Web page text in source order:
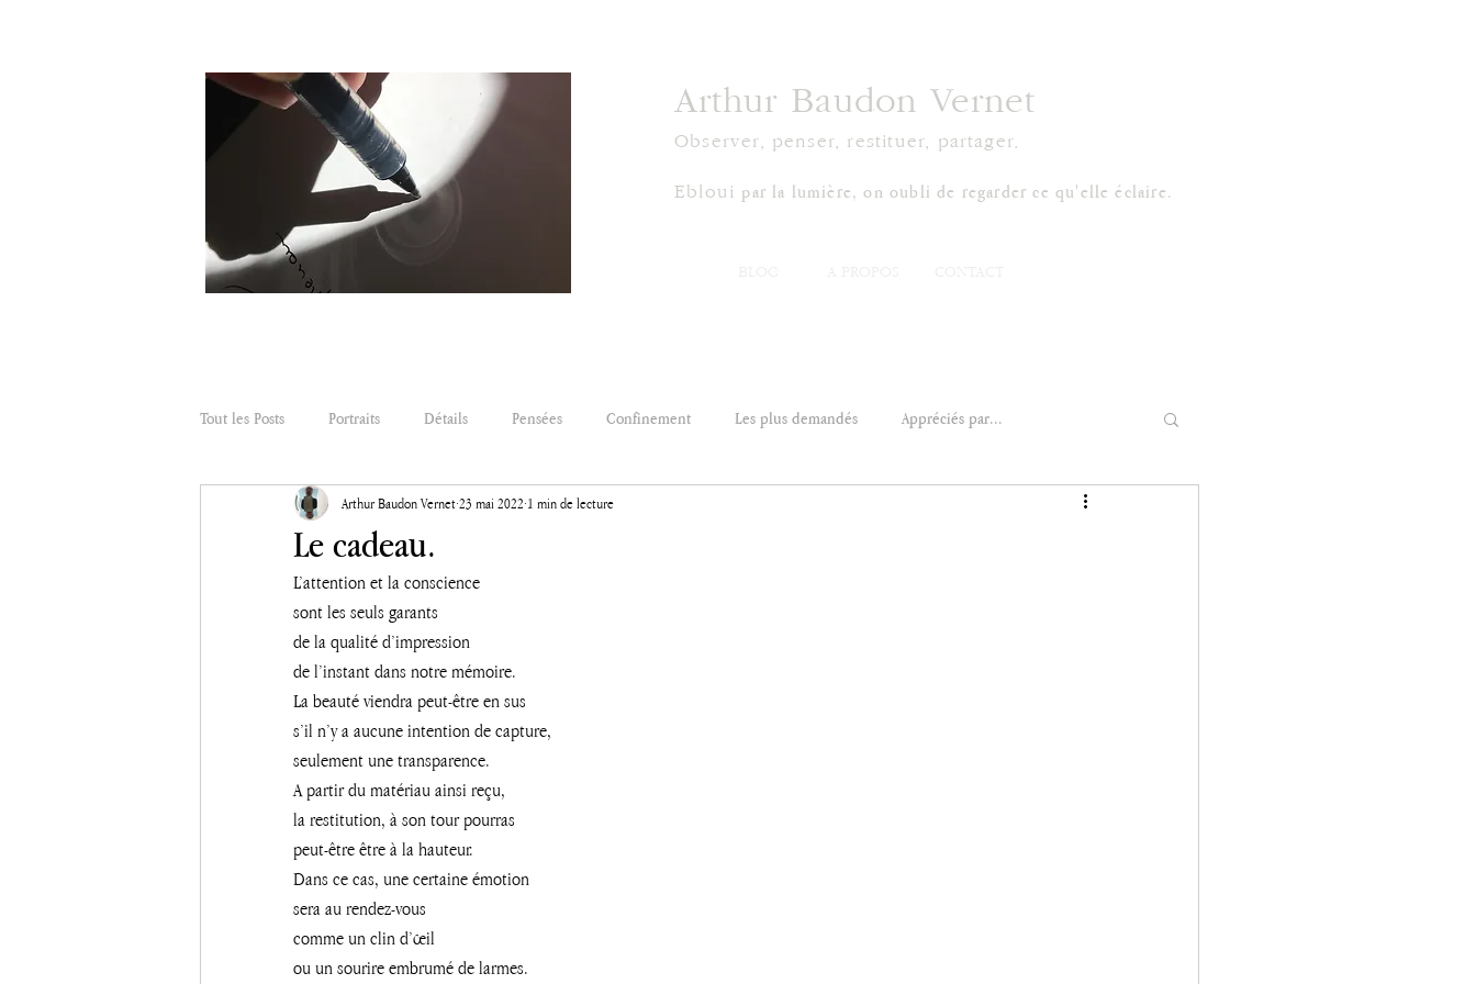
Arthur Baudon Vernet
Observer, penser, restituer, partager.
Ebloui par la lumière, on oubli de regarder ce qu'elle éclaire.
Tout les Posts Portraits Détails Pensées Confinement Les plus demandés Appréciés par...
Le cadeau.
Arthur Baudon Vernet23 mai 2022 1 min de lecture
L’attention et la conscience
sont les seuls garants
de la qualité d’impression
de l’instant dans notre mémoire.
La beauté viendra peut-être en sus
s’il n’y a aucune intention de capture,
seulement une transparence.
A partir du matériau ainsi reçu,
la restitution, à son tour pourras
peut-être être à la hauteur.
Dans ce cas, une certaine émotion
sera au rendez-vous
comme un clin d’œil
ou un sourire embrumé de larmes.